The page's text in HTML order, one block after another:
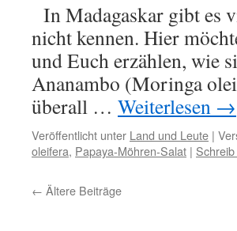
In Madagaskar gibt es
nicht kennen. Hier
und Euch erzählen, wie
Ananambo (Moringa
überall … Weiterlesen →
Veröffentlicht unter Land und Leute |
oleifera, Papaya-Möhren-Salat |
← Ältere Beiträge